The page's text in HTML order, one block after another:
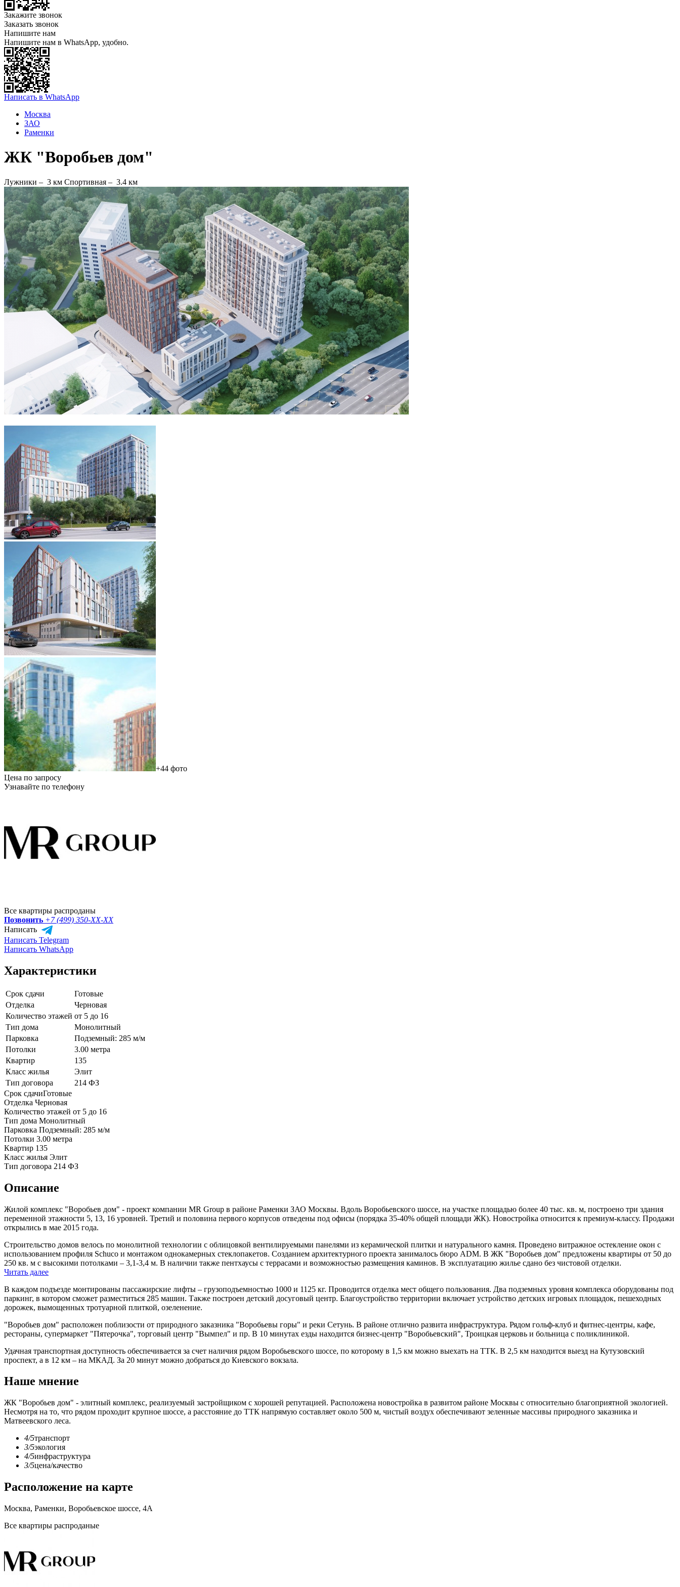
Закажите звонок
Заказать звонок
Напишите нам
Напишите нам в WhatsApp, удобно.
Написать в WhatsApp
Москва
ЗАО
Раменки
ЖК "Воробьев дом"
Лужники – 3 км Спортивная – 3.4 км
+44 фото
Цена по запросу
Узнавайте по телефону
Все квартиры распроданы
Позвонить +7 (499) 350-XX-XX
Написать
Написать Telegram
Написать WhatsApp
Характеристики
Срок сдачи
Готовые
Отделка
Черновая
Количество этажей от 5 до 16
Тип дома
Монолитный
Парковка
Подземный: 285 м/м
Потолки
3.00 метра
Квартир
135
Класс жилья
Элит
Тип договора
214 ФЗ
Срок сдачиГотовые
Отделка Черновая
Количество этажей от 5 до 16
Тип дома Монолитный
Парковка Подземный: 285 м/м
Потолки 3.00 метра
Квартир 135
Класс жилья Элит
Тип договора 214 ФЗ
Описание
Жилой комплекс "Воробьев дом" - проект компании MR Group в районе Раменки ЗАО Москвы. Вдоль Воробьевского шоссе, на участке площадью более 40 тыс. кв. м, построено три здания
переменной этажности 5, 13, 16 уровней. Третий и половина первого корпусов отведены под офисы (порядка 35-40% общей площади ЖК). Новостройка относится к премиум-классу. Продажи
открылись в мае 2015 года.
Строительство домов велось по монолитной технологии с облицовкой вентилируемыми панелями из керамической плитки и натурального камня. Проведено витражное остекление окон с
использованием профиля Schuco и монтажом однокамерных стеклопакетов. Созданием архитектурного проекта занималось бюро АDM. В ЖК "Воробьев дом" предложены квартиры от 50 до
250 кв. м с высокими потолками – 3,1-3,4 м. В наличии также пентхаусы с террасами и возможностью размещения каминов. В эксплуатацию жилье сдано без чистовой отделки.
Читать далее
В каждом подъезде монтированы пассажирские лифты – грузоподъемностью 1000 и 1125 кг. Проводится отделка мест общего пользования. Два подземных уровня комплекса оборудованы под
паркинг, в котором сможет разместиться 285 машин. Также построен детский досуговый центр. Благоустройство территории включает устройство детских игровых площадок, пешеходных
дорожек, вымощенных тротуарной плиткой, озеленение.
"Воробьев дом" расположен поблизости от природного заказника "Воробьевы горы" и реки Сетунь. В районе отлично развита инфраструктура. Рядом гольф-клуб и фитнес-центры, кафе,
рестораны, супермаркет "Пятерочка", торговый центр "Вымпел" и пр. В 10 минутах езды находится бизнес-центр "Воробьевский", Троицкая церковь и больница с поликлиникой.
Удачная транспортная доступность обеспечивается за счет наличия рядом Воробьевского шоссе, по которому в 1,5 км можно выехать на ТТК. В 2,5 км находится выезд на Кутузовский
проспект, а в 12 км – на МКАД. За 20 минут можно добраться до Киевского вокзала.
Наше мнение
ЖК "Воробьев дом" - элитный комплекс, реализуемый застройщиком с хорошей репутацией. Расположена новостройка в развитом районе Москвы с относительно благоприятной экологией.
Несмотря на то, что рядом проходит крупное шоссе, а расстояние до ТТК напрямую составляет около 500 м, чистый воздух обеспечивают зеленные массивы природного заказника и
Матвеевского леса.
4/5транспорт
3/5экология
4/5инфраструктура
3/5цена/качество
Расположение на карте
Москва, Раменки, Воробьевское шоссе, 4А
Все квартиры распроданые